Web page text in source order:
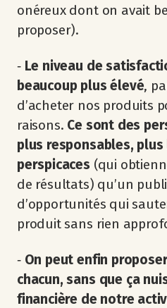
onéreux dont on avait
proposer).
‐ Le niveau de
beaucoup plus élevé,
d’acheter nos produits
raisons. Ce sont des
plus responsables,
perspicaces (qui
de résultats) qu’un
d’opportunités qui
produit sans rien
‐ On peut enfin
chacun, sans que ça
financière de notre